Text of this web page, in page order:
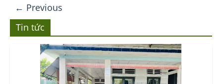
← Previous
Tin tức